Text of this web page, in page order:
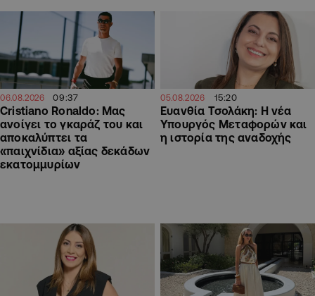
06.08.2026 09:37
Cristiano Ronaldo: Μας
ανοίγει το γκαράζ του και
αποκαλύπτει τα
«παιχνίδια» αξίας δεκάδων
εκατομμυρίων
05.08.2026 15:20
Ευανθία Τσολάκη: Η νέα
Υπουργός Μεταφορών και
η ιστορία της αναδοχής